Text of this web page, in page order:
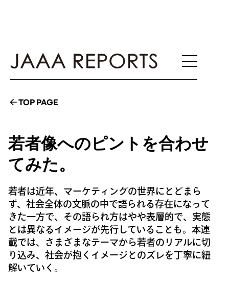
TOP PAGE
若者像へのピントを合わせ
てみた。
若者は近年、マーケティングの世界にとどまら
ず、社会全体の文脈の中で語られる存在になって
きた一方で、その語られ方はやや表層的で、実態
とは異なるイメージが先行していることも。本連
載では、さまざまなテーマから若者のリアルに切
り込み、社会が抱くイメージとのズレを丁寧に紐
解いていく。